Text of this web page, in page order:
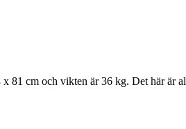
81 cm och vikten är 36 kg. Det här är